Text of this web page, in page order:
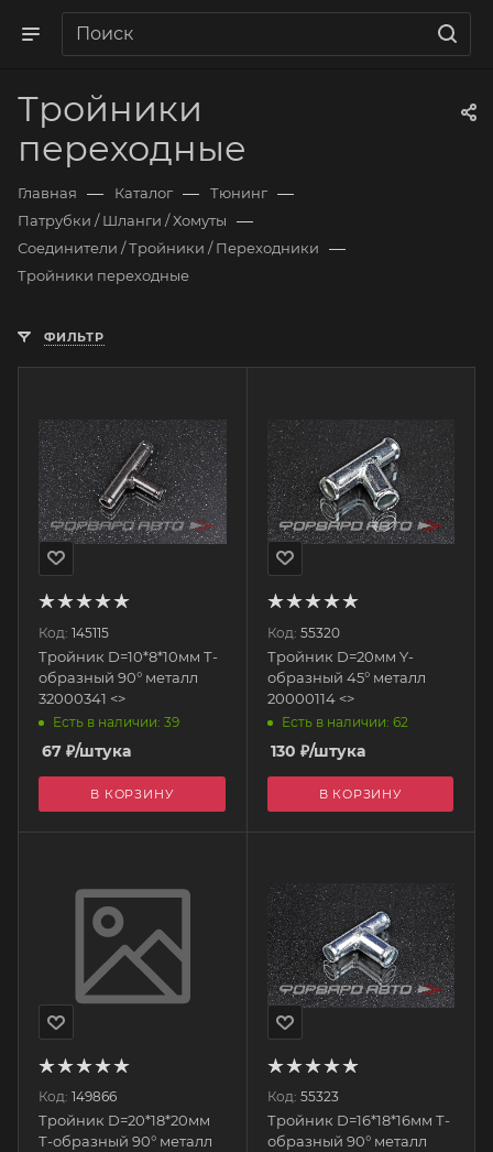
Тройники
переходные
Главная — Каталог — Тюнинг —
Патрубки / Шланги / Хомуты —
Соединители / Тройники / Переходники —
Тройники переходные
ФИЛЬТР
Код: 145115
Тройник D=10*8*10мм Т-
образный 90° металл
32000341 <>
Есть в наличии: 39
67 ₽/штука
В КОРЗИНУ
Код: 55320
Тройник D=20мм Y-
образный 45° металл
20000114 <>
Есть в наличии: 62
130 ₽/штука
В КОРЗИНУ
Код: 149866
Тройник D=20*18*20мм
Т-образный 90° металл
Код: 55323
Тройник D=16*18*16мм Т-
образный 90° металл